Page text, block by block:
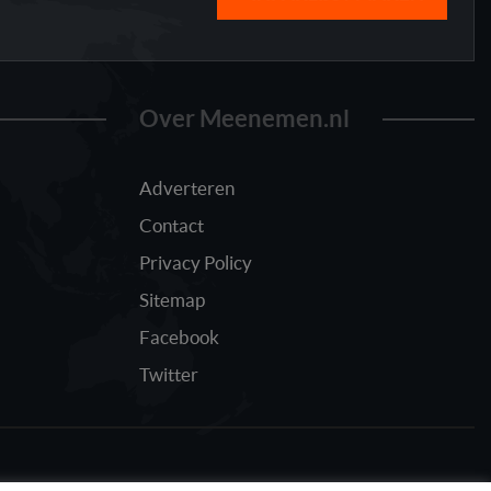
Over Meenemen.nl
Adverteren
Contact
Privacy Policy
Sitemap
Facebook
Twitter